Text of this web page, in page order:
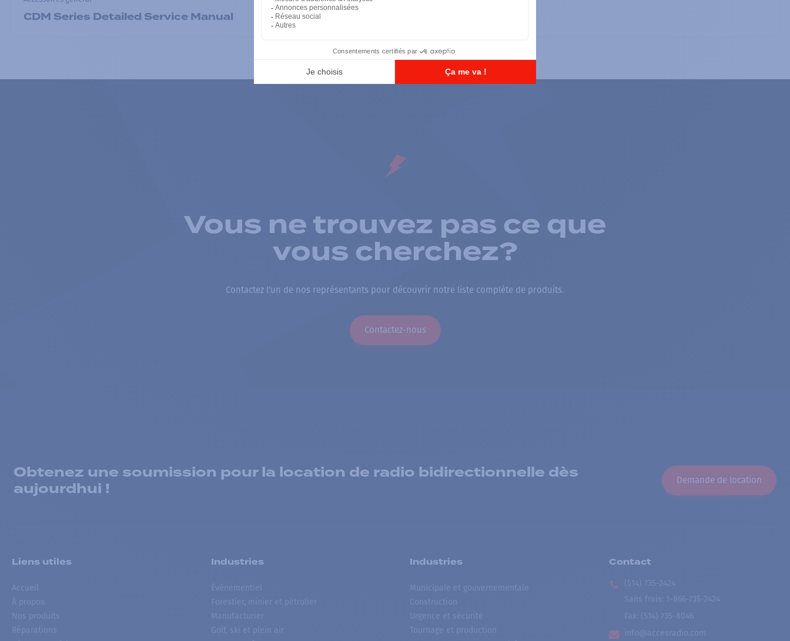
CDM Series Detailed Service Manual RS-232 Programming Cable
Vous ne trouvez pas ce que
vous cherchez?
Contactez l’un de nos représentants pour découvrir notre liste complète de produits.
Contactez-nous
Obtenez une soumission pour la location de radio bidirectionnelle dès
aujourdhui !
Demande de location
Liens utiles
Accueil
À propos
Nos produits
Réparations
Industries
Événementiel
Forestier, minier et pétrolier
Manufacturier
Golf, ski et plein air
Industries
Municipale et gouvernementale
Construction
Urgence et sécurité
Tournage et production
Contact
(514) 735-2424
Sans frais
1-866-735-2424
Fax: (514) 735-8046
info@accesradio.com